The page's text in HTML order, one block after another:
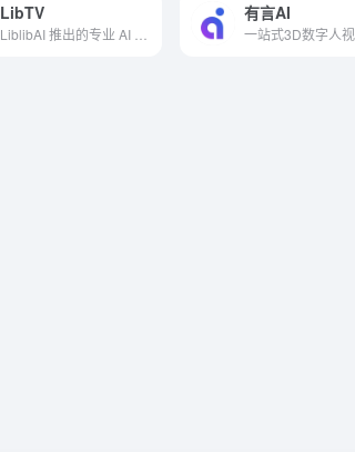
LibTV 有言AI